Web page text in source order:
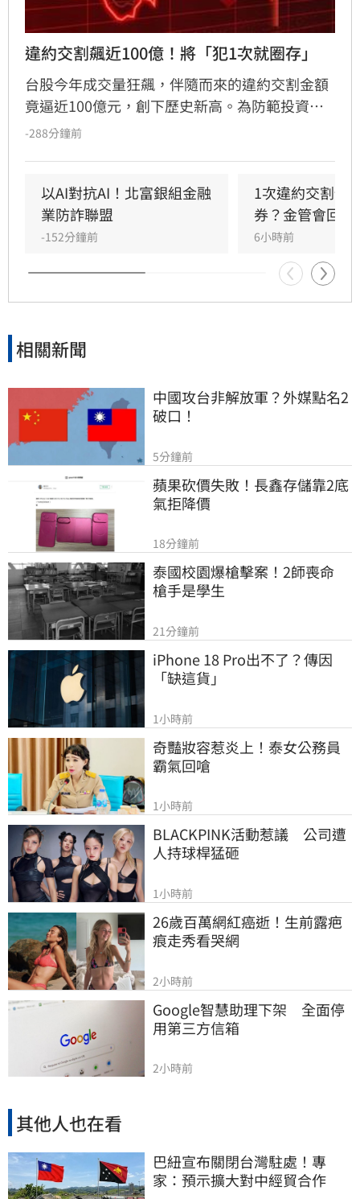
違約交割飆近100億！將「犯1次就圈存」
台股今年成交量狂飆，伴隨而來的違約交割金額
竟逼近100億元，創下歷史新高。為防範投資人
利用高槓桿「空手套白狼」，金管會擬祭出鐵腕
正密切監控房貸、信貸等「4貸同堂」的極端槓
桿亂象，並籌建「台股儀表板」整合跨機構數
據，透過強化風險監理與資訊透明化，全面防堵
市場投機風氣，引導台股回歸理性投資基本面，
維護資本市場秩序與金融穩定。
-288分鐘前
以AI對抗AI！北富銀組金融
業防詐聯盟
-152分鐘前
1次違約交割預
券？金管會回應
6小時前
相關新聞
中國攻台非解放軍？外媒點名2
破口！
5分鐘前
蘋果砍價失敗！長鑫存儲靠2底
氣拒降價
18分鐘前
泰國校園爆槍擊案！2師喪命
槍手是學生
21分鐘前
iPhone 18 Pro出不了？傳因
「缺這貨」
1小時前
奇豔妝容惹炎上！泰女公務員
霸氣回嗆
1小時前
BLACKPINK活動惹議　公司遭
人持球桿猛砸
1小時前
26歲百萬網紅癌逝！生前露疤
痕走秀看哭網
2小時前
Google智慧助理下架　全面停
用第三方信箱
2小時前
其他人也在看
巴紐宣布關閉台灣駐處！專
家：預示擴大對中經貿合作